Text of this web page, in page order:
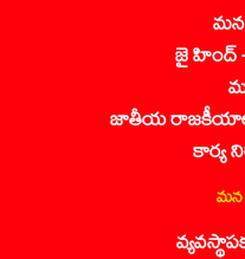
మన
జై హింద్
జాతీయ
కార్య